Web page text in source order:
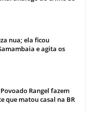
nua; ela ficou
e agita os
Rangel fazem
que matou casal na BR